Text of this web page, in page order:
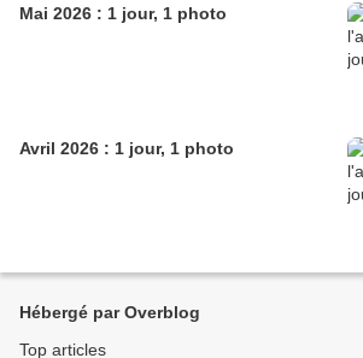
Mai 2026 : 1 jour, 1 photo
Avril 2026 : 1 jour, 1 photo
Hébergé par Overblog
Top articles